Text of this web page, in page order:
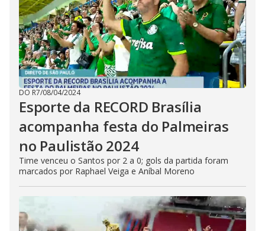
DO R7/08/04/2024
Esporte da RECORD Brasília
acompanha festa do Palmeiras
no Paulistão 2024
Time venceu o Santos por 2 a 0; gols da partida foram
marcados por Raphael Veiga e Aníbal Moreno